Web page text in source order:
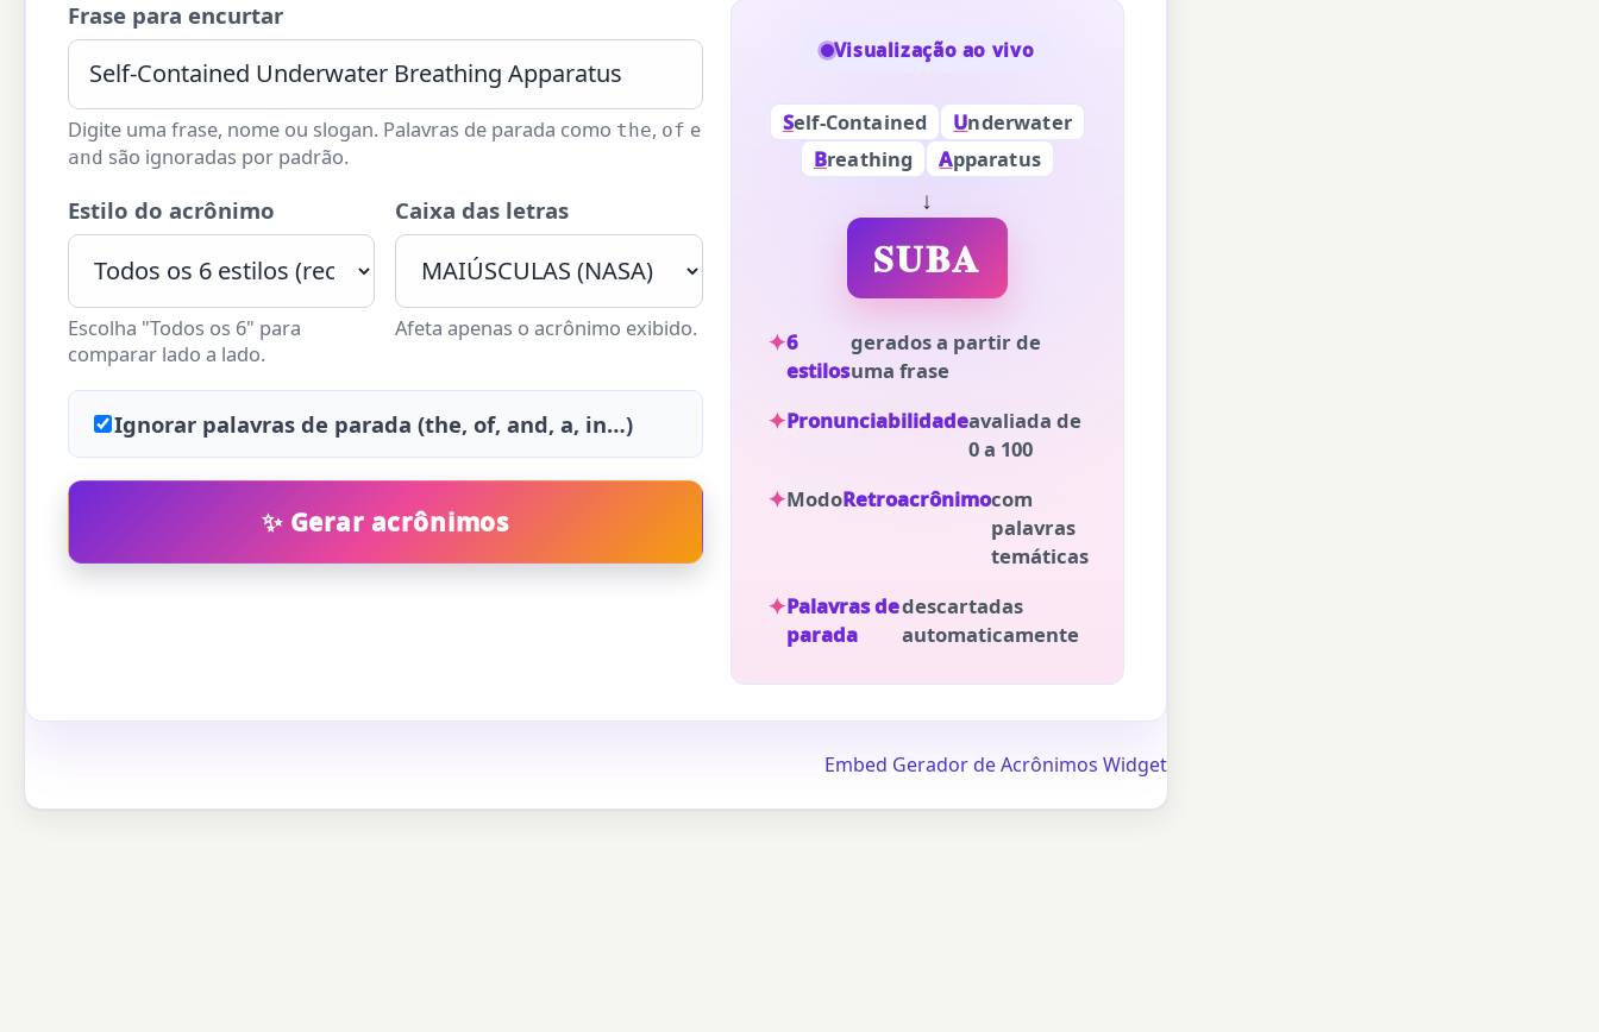
Frase para encurtar
Digite uma frase, nome ou slogan. Palavras de parada como the, of e
and são ignoradas por padrão.
Estilo do acrônimo
Escolha "Todos os 6" para
comparar lado a lado.
Caixa das letras
Afeta apenas o acrônimo exibido.
Ignorar palavras de parada (the, of, and, a, in…)
Visualização ao vivo
Self-Contained Underwater
Breathing Apparatus
↓
SUBA
6
estilos
gerados a partir de
uma frase
Pronunciabilidadeavaliada de
0 a 100
ModoRetroacrônimocom
palavras
temáticas
Palavras de
parada
descartadas
automaticamente
Embed Gerador de Acrônimos Widget